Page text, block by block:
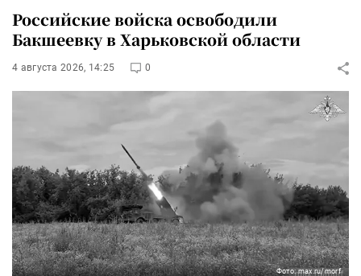
Российские войска освободили
Бакшеевку в Харьковской области
4 августа 2026, 14:25 0
Фото: max.ru/morf